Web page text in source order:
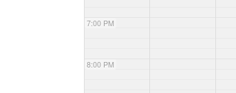
7:00 PM
8:00 PM